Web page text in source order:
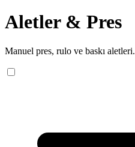
Aletler & Pres
Manuel pres, rulo ve baskı aletleri.